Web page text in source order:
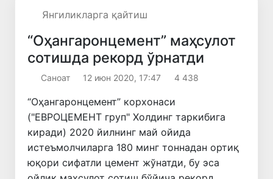
Янгиликларга қайтиш
“Оҳангаронцемент” маҳсулот
сотишда рекорд ўрнатди
Саноат 12 июн 2020, 17:47 4 438
“Оҳангаронцемент” корхонаси
("ЕВРОЦЕМЕНТ груп" Холдинг таркибига
киради) 2020 йилнинг май ойида
истеъмолчиларга 180 минг тоннадан ортиқ
юқори сифатли цемент жўнатди, бу эса